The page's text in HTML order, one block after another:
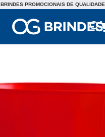
BRINDES PROMOCIONAIS DE QUALIDADE